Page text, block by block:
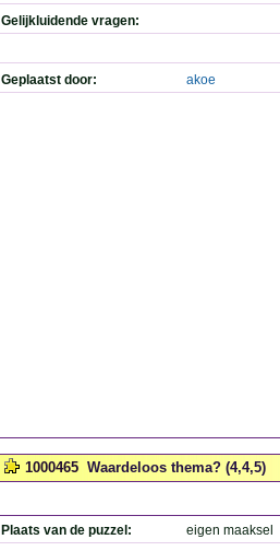
Gelijkluidende vragen:
Geplaatst door: akoe
1000465 Waardeloos thema? (4,4,5)
Plaats van de puzzel:
eigen maaksel